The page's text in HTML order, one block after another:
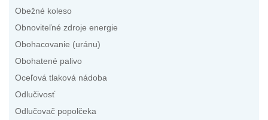
Obežné koleso
Obnoviteľné zdroje energie
Obohacovanie (uránu)
Obohatené palivo
Oceľová tlaková nádoba
Odlučivosť
Odlučovač popolčeka